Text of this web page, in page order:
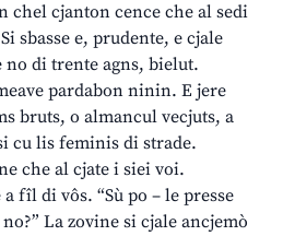
chel cjanton cence che al sedi
sbasse e, prudente, e cjale
di trente agns, bielut.
pardabon ninin. E jere
bruts, o almancul vecjuts, a
cu lis feminis di strade.
che al cjate i siei voi.
fîl di vôs. “Sù po – le presse
La zovine si cjale ancjemò